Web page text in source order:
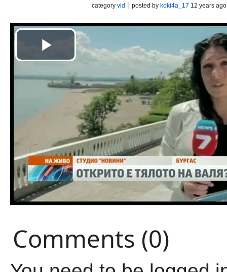
category vid posted by koki4a_17 12 years ago
Comments (0)